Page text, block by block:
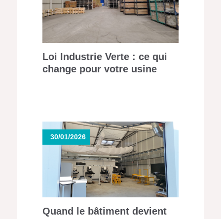
Loi Industrie Verte : ce qui
change pour votre usine
30/01/2026
Quand le bâtiment devient